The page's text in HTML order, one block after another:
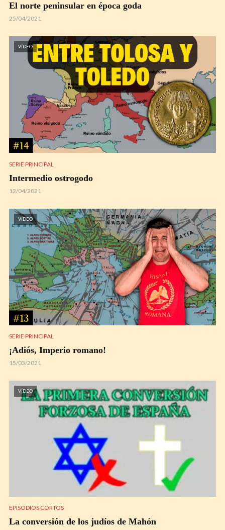
El norte peninsular en época goda
25/04/2021
VÍDEO
SERIE PRINCIPAL
Intermedio ostrogodo
12/04/2021
VÍDEO
SERIE PRINCIPAL
¡Adiós, Imperio romano!
15/03/2021
VÍDEO
EPISODIOS CORTOS
La conversión de los judíos de Mahón